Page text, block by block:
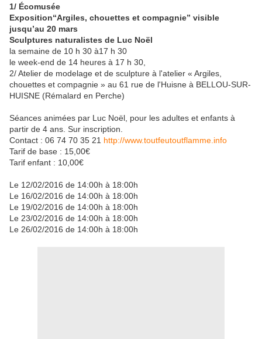
1/ Écomusée
Exposition“Argiles, chouettes et compagnie” visible
jusqu’au 20 mars
Sculptures naturalistes de Luc Noël
la semaine de 10 h 30 à17 h 30
le week-end de 14 heures à 17 h 30,
2/ Atelier de modelage et de sculpture à l'atelier « Argiles,
chouettes et compagnie » au 61 rue de l'Huisne à BELLOU-SUR-
HUISNE (Rémalard en Perche)
Séances animées par Luc Noël, pour les adultes et enfants à
partir de 4 ans. Sur inscription.
Contact : 06 74 70 35 21 http://www.toutfeutoutflamme.info
Tarif de base : 15,00€
Tarif enfant : 10,00€
Le 12/02/2016 de 14:00h à 18:00h
Le 16/02/2016 de 14:00h à 18:00h
Le 19/02/2016 de 14:00h à 18:00h
Le 23/02/2016 de 14:00h à 18:00h
Le 26/02/2016 de 14:00h à 18:00h